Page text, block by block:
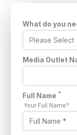
What do you
Media Outlet
Full Name *
Your Full Name?